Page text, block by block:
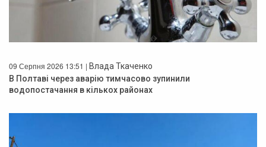
09 Серпня 2026 13:51 | Влада Ткаченко
В Полтаві через аварію тимчасово зупинили
водопостачання в кількох районах